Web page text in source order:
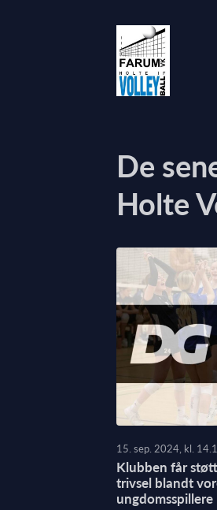
De
Holte
15. sep. 2024, kl.
Klubben får
trivsel blandt
ungdomsspillere